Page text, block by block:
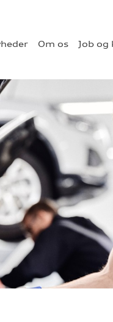
Om os Job og